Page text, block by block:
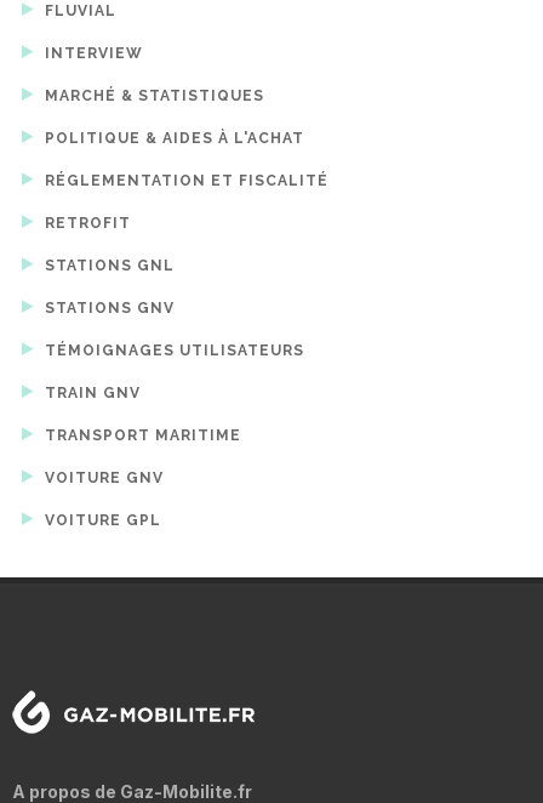
FLUVIAL
INTERVIEW
MARCHÉ & STATISTIQUES
POLITIQUE & AIDES À L'ACHAT
RÉGLEMENTATION ET FISCALITÉ
RETROFIT
STATIONS GNL
STATIONS GNV
TÉMOIGNAGES UTILISATEURS
TRAIN GNV
TRANSPORT MARITIME
VOITURE GNV
VOITURE GPL
A propos de Gaz-Mobilite.fr